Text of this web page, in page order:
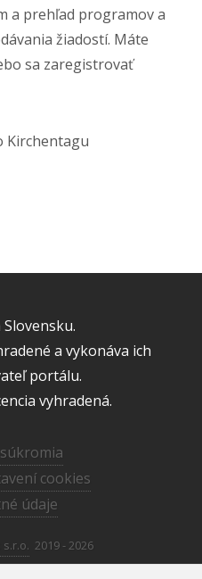
a prehľad programov a
žiadostí. Máte
sa zaregistrovať
Kirchentagu
a vykonáva ich
portálu.
vyhradená.
cookies
údaje
s.r.o. 2019 - 2026